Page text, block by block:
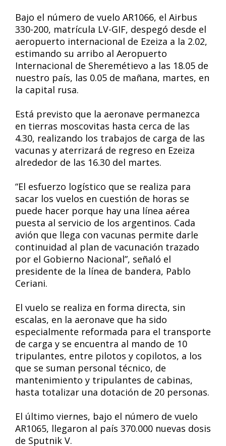
Bajo el número de vuelo AR1066, el Airbus
330-200, matrícula LV-GIF, despegó desde el
aeropuerto internacional de Ezeiza a la 2.02,
estimando su arribo al Aeropuerto
Internacional de Sheremétievo a las 18.05 de
nuestro país, las 0.05 de mañana, martes, en
la capital rusa.
Está previsto que la aeronave permanezca
en tierras moscovitas hasta cerca de las
4.30, realizando los trabajos de carga de las
vacunas y aterrizará de regreso en Ezeiza
alrededor de las 16.30 del martes.
“El esfuerzo logístico que se realiza para
sacar los vuelos en cuestión de horas se
puede hacer porque hay una línea aérea
puesta al servicio de los argentinos. Cada
avión que llega con vacunas permite darle
continuidad al plan de vacunación trazado
por el Gobierno Nacional”, señaló el
presidente de la línea de bandera, Pablo
Ceriani.
El vuelo se realiza en forma directa, sin
escalas, en la aeronave que ha sido
especialmente reformada para el transporte
de carga y se encuentra al mando de 10
tripulantes, entre pilotos y copilotos, a los
que se suman personal técnico, de
mantenimiento y tripulantes de cabinas,
hasta totalizar una dotación de 20 personas.
El último viernes, bajo el número de vuelo
AR1065, llegaron al país 370.000 nuevas dosis
de Sputnik V.